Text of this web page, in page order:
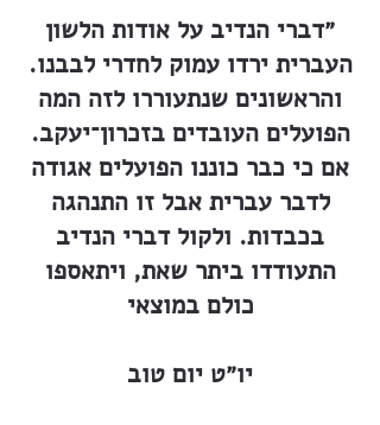
״דברי הנדיב על אודות הלשון
העברית ירדו עמוק לחדרי לבבנו.
והראשונים שנתעוררו לזה המה
הפועלים העובדים בזכרון־יעקב.
אם כי כבר כוננו הפועלים אגודה
לדבר עברית אבל זו התנהגה
בכבדות. ולקול דברי הנדיב
התעודדו ביתר שאת, ויתאספו
כולם במוצאי
יו״ט יום טוב